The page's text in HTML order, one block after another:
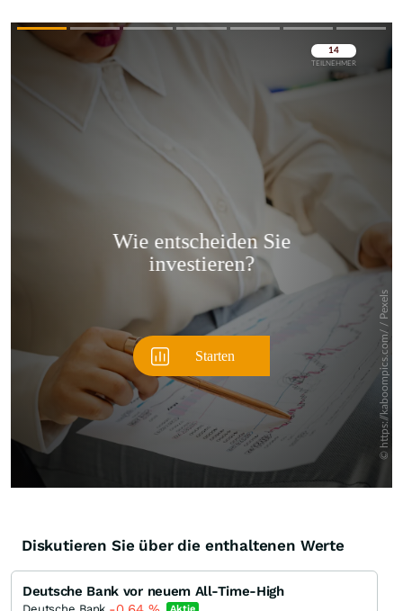
Überspringen
Überspringen
Diskutieren Sie über die enthaltenen Werte
Deutsche Bank vor neuem All-Time-High
Aktie